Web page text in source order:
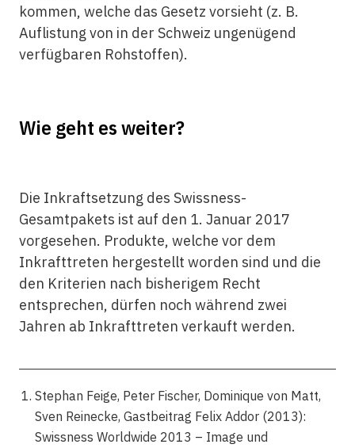
kommen, welche das Gesetz vorsieht (z. B.
Auflistung von in der Schweiz ungenügend
verfügbaren Rohstoffen).
Wie geht es weiter?
Die Inkraftsetzung des Swissness-
Gesamtpakets ist auf den 1. Januar 2017
vorgesehen. Produkte, welche vor dem
Inkrafttreten hergestellt worden sind und die
den Kriterien nach bisherigem Recht
entsprechen, dürfen noch während zwei
Jahren ab Inkrafttreten verkauft werden.
Stephan Feige, Peter Fischer, Dominique von Matt,
Sven Reinecke, Gastbeitrag Felix Addor (2013):
Swissness Worldwide 2013 – Image und